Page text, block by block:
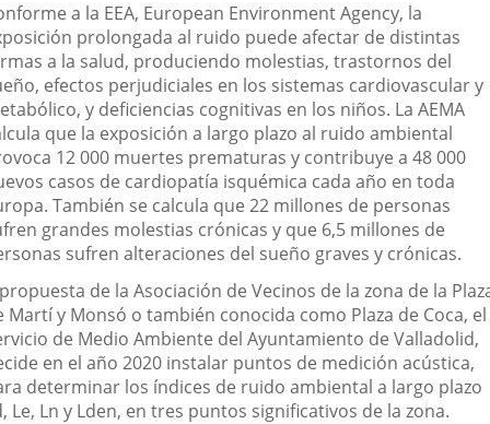
a la EEA, European Environment Agency, la
prolongada al ruido puede afectar de distintas
a la salud, produciendo molestias, trastornos del
efectos perjudiciales en los sistemas cardiovascular y
y deficiencias cognitivas en los niños. La AEMA
que la exposición a largo plazo al ruido ambiental
12 000 muertes prematuras y contribuye a 48 000
casos de cardiopatía isquémica cada año en toda
También se calcula que 22 millones de personas
grandes molestias crónicas y que 6,5 millones de
sufren alteraciones del sueño graves y crónicas.
de la Asociación de Vecinos de la zona de la
Martí y Monsó o también conocida como Plaza de Coca, el
de Medio Ambiente del Ayuntamiento de Valladolid,
en el año 2020 instalar puntos de medición acústica,
determinar los índices de ruido ambiental a largo plazo
Le, Ln y Lden, en tres puntos significativos de la zona.